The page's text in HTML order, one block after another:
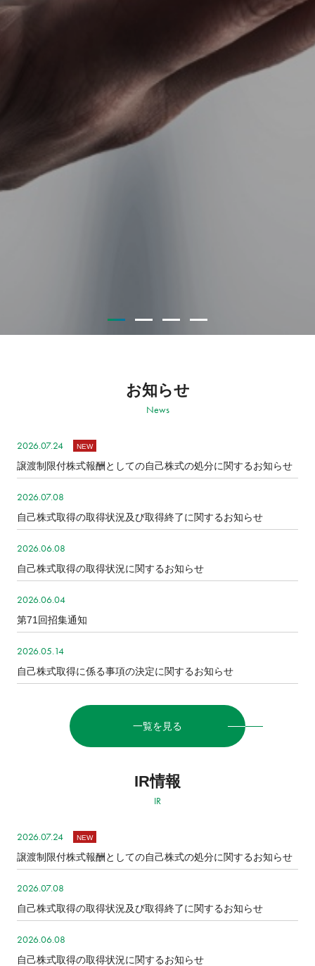
お知らせ
News
2026.07.24 NEW
譲渡制限付株式報酬としての自己株式の処分に関するお知らせ
2026.07.08
自己株式取得の取得状況及び取得終了に関するお知らせ
2026.06.08
自己株式取得の取得状況に関するお知らせ
2026.06.04
第71回招集通知
2026.05.14
自己株式取得に係る事項の決定に関するお知らせ
一覧を見る
IR情報
IR
2026.07.24 NEW
譲渡制限付株式報酬としての自己株式の処分に関するお知らせ
2026.07.08
自己株式取得の取得状況及び取得終了に関するお知らせ
2026.06.08
自己株式取得の取得状況に関するお知らせ